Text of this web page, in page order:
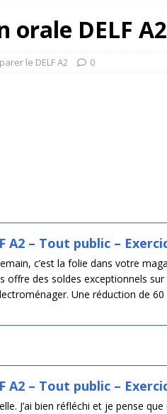
orale DELF
le DELF A2 0
A2 – Tout public –
c’est la folie dans votre
offre des soldes exceptionnels
Une réduction de
A2 – Tout public –
J’ai bien réfléchi et je pense